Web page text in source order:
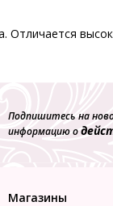
Отличается
Подпишитесь на
информацию о
Магазины